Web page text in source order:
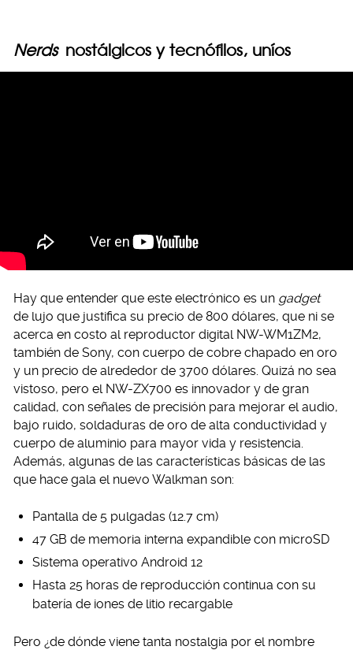
Nerds nostálgicos y tecnófilos, uníos
Hay que entender que este electrónico es un gadget
de lujo que justifica su precio de 800 dólares, que ni se
acerca en costo al reproductor digital NW-WM1ZM2,
también de Sony, con cuerpo de cobre chapado en oro
y un precio de alrededor de 3700 dólares. Quizá no sea
vistoso, pero el NW-ZX700 es innovador y de gran
calidad, con señales de precisión para mejorar el audio,
bajo ruido, soldaduras de oro de alta conductividad y
cuerpo de aluminio para mayor vida y resistencia.
Además, algunas de las características básicas de las
que hace gala el nuevo Walkman son:
Pantalla de 5 pulgadas (12.7 cm)
47 GB de memoria interna expandible con microSD
Sistema operativo Android 12
Hasta 25 horas de reproducción continua con su
batería de iones de litio recargable
Pero ¿de dónde viene tanta nostalgia por el nombre